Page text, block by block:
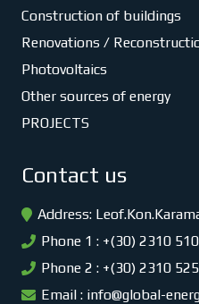
Construction of buildings
Renovations /
Photovoltaics
Other sources of energy
PROJECTS
Contact us
Address:
Phone 1 : +(30) 2310
Phone 2 : +(30) 2310
Email : info@global-